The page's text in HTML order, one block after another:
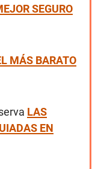
SEGURO
MÁS BARATO
LAS
EN